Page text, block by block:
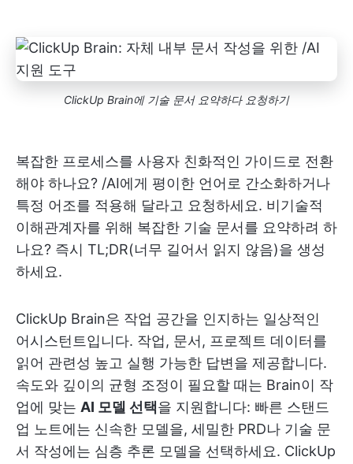
ClickUp Brain에 기술 문서 요약하다 요청하기
복잡한 프로세스를 사용자 친화적인 가이드로 전환
해야 하나요? /AI에게 평이한 언어로 간소화하거나
특정 어조를 적용해 달라고 요청하세요. 비기술적
이해관계자를 위해 복잡한 기술 문서를 요약하려 하
나요? 즉시 TL;DR(너무 길어서 읽지 않음)을 생성
하세요.
ClickUp Brain은 작업 공간을 인지하는 일상적인
어시스턴트입니다. 작업, 문서, 프로젝트 데이터를
읽어 관련성 높고 실행 가능한 답변을 제공합니다.
속도와 깊이의 균형 조정이 필요할 때는 Brain이 작
업에 맞는 AI 모델 선택을 지원합니다: 빠른 스탠드
업 노트에는 신속한 모델을, 세밀한 PRD나 기술 문
서 작성에는 심층 추론 모델을 선택하세요. ClickUp